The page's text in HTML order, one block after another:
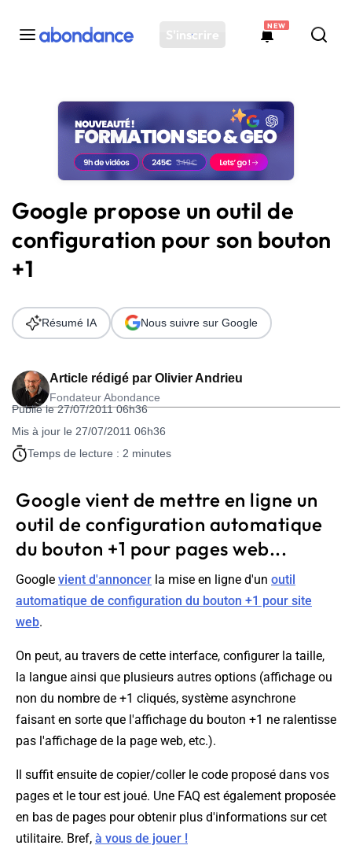
S'inscrire
NEW
Toutes les actus
Actus SEO
Plateforme
Solutions
Ressources
Audit SEO
Google propose un outil de
configuration pour son bouton
+1
Article rédigé par Olivier Andrieu
Fondateur Abondance
Publié le 27/07/2011 06h36
Mis à jour le 27/07/2011 06h36
Temps de lecture : 2 minutes
Résumé IA Nous suivre sur Google
Google vient de mettre en ligne un
outil de configuration automatique
du bouton +1 pour pages web...
Google vient d'annoncer la mise en ligne d'un outil
automatique de configuration du bouton +1 pour site
web.
On peut, au travers de cette interface, configurer la taille,
la langue ainsi que plusieurs autres options (affichage ou
non du nombre de +1 cliqués, système asynchrone
faisant en sorte que l'affichage du bouton +1 ne ralentisse
pas l'affichage de la page web, etc.).
Il suffit ensuite de copier/coller le code proposé dans vos
pages et le tour est joué. Une FAQ est également proposée
en bas de pages pour obtenir plus d'informations sur cet
utilitaire. Bref, à vous de jouer !